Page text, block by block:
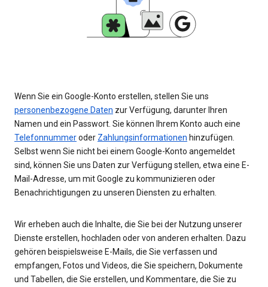
Wenn Sie ein Google-Konto erstellen, stellen Sie uns
personenbezogene Daten zur Verfügung, darunter Ihren
Namen und ein Passwort. Sie können Ihrem Konto auch eine
Telefonnummeroder Zahlungsinformationen hinzufügen.
Selbst wenn Sie nicht bei einem Google-Konto angemeldet
sind, können Sie uns Daten zur Verfügung stellen, etwa eine E-
Mail-Adresse, um mit Google zu kommunizieren oder
Benachrichtigungen zu unseren Diensten zu erhalten.
Wir erheben auch die Inhalte, die Sie bei der Nutzung unserer
Dienste erstellen, hochladen oder von anderen erhalten. Dazu
gehören beispielsweise E-Mails, die Sie verfassen und
empfangen, Fotos und Videos, die Sie speichern, Dokumente
und Tabellen, die Sie erstellen, und Kommentare, die Sie zu